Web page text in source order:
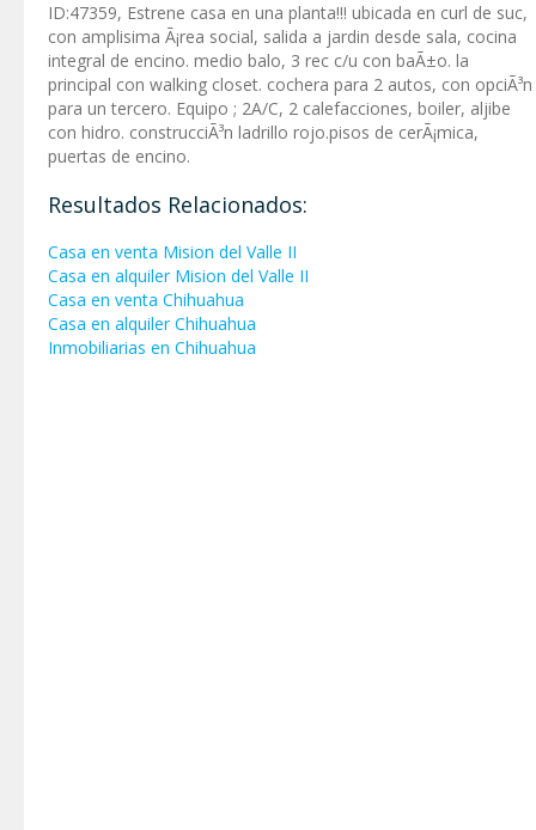
ID:47359, Estrene casa en una planta!!! ubicada en curl de suc,
con amplisima Ã¡rea social, salida a jardin desde sala, cocina
integral de encino. medio balo, 3 rec c/u con baÃ±o. la
principal con walking closet. cochera para 2 autos, con opciÃ³n
para un tercero. Equipo ; 2A/C, 2 calefacciones, boiler, aljibe
con hidro. construcciÃ³n ladrillo rojo.pisos de cerÃ¡mica,
puertas de encino.
Resultados Relacionados:
Casa en venta Mision del Valle II
Casa en alquiler Mision del Valle II
Casa en venta Chihuahua
Casa en alquiler Chihuahua
Inmobiliarias en Chihuahua